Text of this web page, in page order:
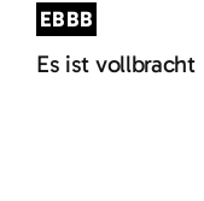
EBBB
Es ist vollbracht